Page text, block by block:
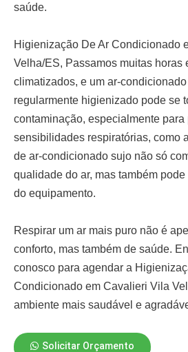
saúde.
Higienização De Ar Condicionado
Velha/ES, Passamos muitas horas
climatizados, e um ar-
regularmente higienizado pode se
contaminação, especialmente para
sensibilidades respiratórias, como
de ar-condicionado sujo não só
qualidade do ar, mas também
do equipamento.
Respirar um ar mais puro não é
conforto, mas também de saúde.
conosco para agendar a
Condicionado em Cavalieri Vila
ambiente mais saudável e
Solicitar Orçamento